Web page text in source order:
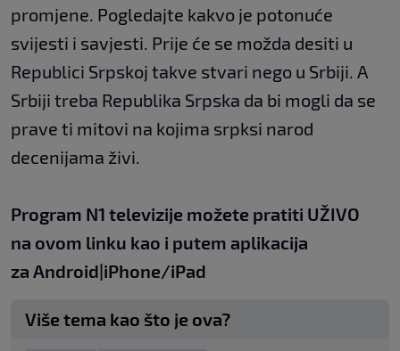
promjene. Pogledajte kakvo je potonuće
svijesti i savjesti. Prije će se možda desiti u
Republici Srpskoj takve stvari nego u Srbiji. A
Srbiji treba Republika Srpska da bi mogli da se
prave ti mitovi na kojima srpksi narod
decenijama živi.
Program N1 televizije možete pratiti UŽIVO
na ovom linku kao i putem aplikacija
za Android|iPhone/iPad
Više tema kao što je ova?